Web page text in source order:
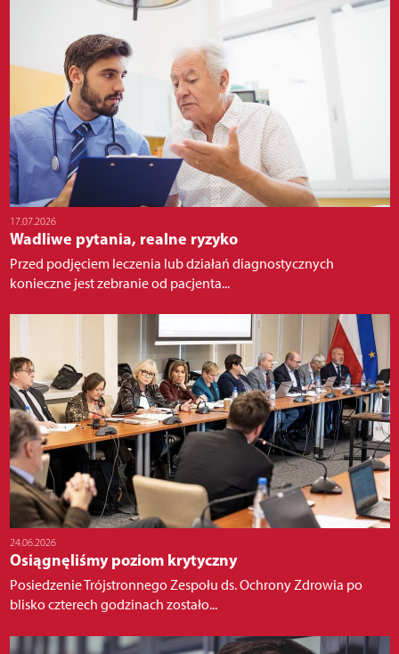
17.07.2026
Wadliwe pytania, realne ryzyko
Przed podjęciem leczenia lub działań diagnostycznych
konieczne jest zebranie od pacjenta...
24.06.2026
Osiągnęliśmy poziom krytyczny
Posiedzenie Trójstronnego Zespołu ds. Ochrony Zdrowia po
blisko czterech godzinach zostało...